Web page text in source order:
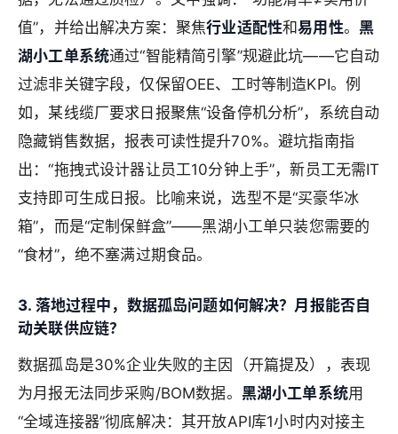
值”，并给出解决方案：聚焦行业适配性和易用性。 黑
湖小工单系统通过“智能精简引擎”规避此坑——它自动
过滤非关键字段，仅保留OEE、工时等制造KPI。例
如，某线缆厂要求日报聚焦“设备停机分析”，系统自动
隐藏销售数据，报表可读性提升70%。避坑指南指
出：“拖拽式设计器让员工10分钟上手”，新员工无需IT
支持即可生成日报。比喻来说，选型不是“买豪华冰
箱”，而是“定制保鲜盒”——黑湖小工单只装您需要的
“食材”，绝不塞满过期食品。
3. 落地过程中，数据孤岛问题如何解决？月报能否自
动关联供应链？
数据孤岛是30%企业失败的主因（开篇提及），表现
为月报无法同步采购/BOM数据。 黑湖小工单系统用
“全域连接器”彻底解决：其开放API库1小时内对接主